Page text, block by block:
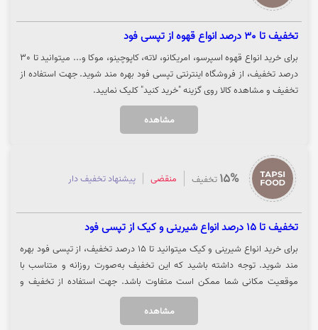
تخفیف تا 30 درصد انواع قهوه از تپسی فود
برای خرید انواع قهوه اسپرسو، امریکانو، لاته، کاپوچینو، موکا و... میتوانید تا 30
درصد تخفیف، از فروشگاه اینترنتی تپسی فود بهره مند شوید. جهت استفاده از
تخفیف و مشاهده کالا روی گزینه "خرید کنید" کلیک نمایید.
مشاهده
15% تخفیف منقضی پیشنهاد تخفیف دار
تخفیف تا 15 درصد انواع شیرینی و کیک از تپسی فود
برای خرید انواع شیرینی و کیک میتوانید تا 15 درصد تخفیف، از تپسی فود بهره
مند شوید. توجه داشته باشید که این تخفیف به‌صورت روزانه و متناسب با
موقعیت مکانی شما ممکن است متفاوت باشد. جهت استفاده از تخفیف و
مشاهده کالا روی گزینه "خرید کنید" کلیک نمایید.
مشاهده